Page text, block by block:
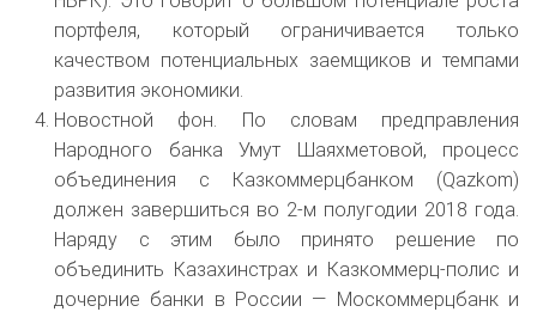
портфеля, который ограничивается только
качеством потенциальных заемщиков и темпами
развития экономики.
Новостной фон. По словам предправления
Народного банка Умут Шаяхметовой, процесс
объединения с Казкоммерцбанком (Qazkom)
должен завершиться во 2-м полугодии 2018 года.
Наряду с этим было принято решение по
объединить Казахинстрах и Казкоммерц-полис и
дочерние банки в России — Москоммерцбанк и